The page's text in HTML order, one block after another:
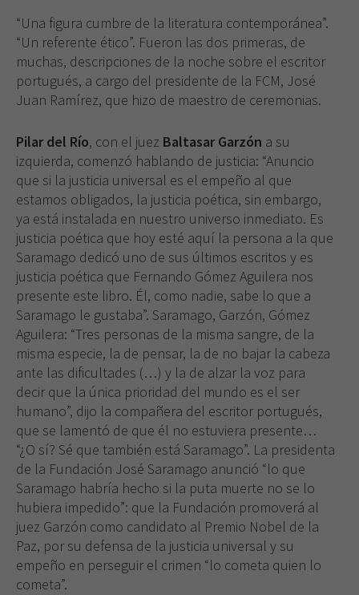
“Una figura cumbre de la literatura contemporánea”.
“Un referente ético”. Fueron las dos primeras, de
muchas, descripciones de la noche sobre el escritor
portugués, a cargo del presidente de la FCM, José
Juan Ramírez, que hizo de maestro de ceremonias.
Pilar del Río, con el juez Baltasar Garzón a su
izquierda, comenzó hablando de justicia: “Anuncio
que si la justicia universal es el empeño al que
estamos obligados, la justicia poética, sin embargo,
ya está instalada en nuestro universo inmediato. Es
justicia poética que hoy esté aquí la persona a la que
Saramago dedicó uno de sus últimos escritos y es
justicia poética que Fernando Gómez Aguilera nos
presente este libro. Él, como nadie, sabe lo que a
Saramago le gustaba”. Saramago, Garzón, Gómez
Aguilera: “Tres personas de la misma sangre, de la
misma especie, la de pensar, la de no bajar la cabeza
ante las dificultades (…) y la de alzar la voz para
decir que la única prioridad del mundo es el ser
humano”, dijo la compañera del escritor portugués,
que se lamentó de que él no estuviera presente…
“¿O sí? Sé que también está Saramago”. La presidenta
de la Fundación José Saramago anunció “lo que
Saramago habría hecho si la puta muerte no se lo
hubiera impedido”: que la Fundación promoverá al
juez Garzón como candidato al Premio Nobel de la
Paz, por su defensa de la justicia universal y su
empeño en perseguir el crimen “lo cometa quien lo
cometa”.